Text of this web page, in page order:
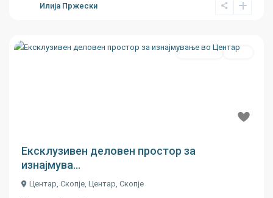
Илија Пржески
Се издава Ново
Ексклузивен деловен простор за
изнајмува...
Центар, Скопје, Центар, Скопје